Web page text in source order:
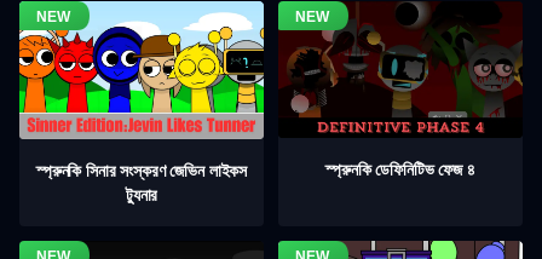
স্প্রুনকি সিনার সংস্করণ জেভিন লাইকস
ট্যুনার
স্প্রুনকি ডেফিনিটিভ ফেজ ৪